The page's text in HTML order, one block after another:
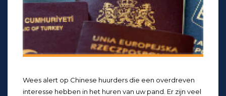
Wees alert op Chinese huurders die een overdreven
interesse hebben in het huren van uw pand. Er zijn veel